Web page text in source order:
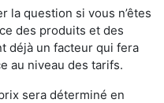
la question si vous n’êtes
des produits et des
déjà un facteur qui fera
au niveau des tarifs.
sera déterminé en